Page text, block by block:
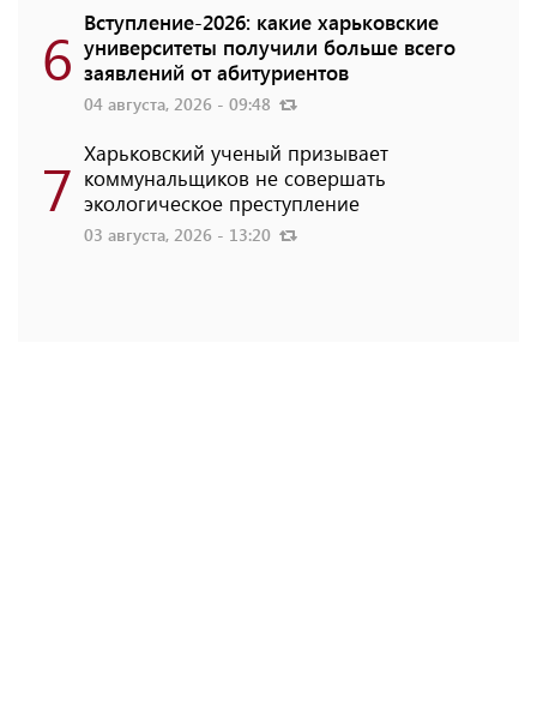
6 Вступление-2026: какие харьковские
университеты получили больше всего
заявлений от абитуриентов
04 августа, 2026 - 09:48
7 Харьковский ученый призывает
коммунальщиков не совершать
экологическое преступление
03 августа, 2026 - 13:20